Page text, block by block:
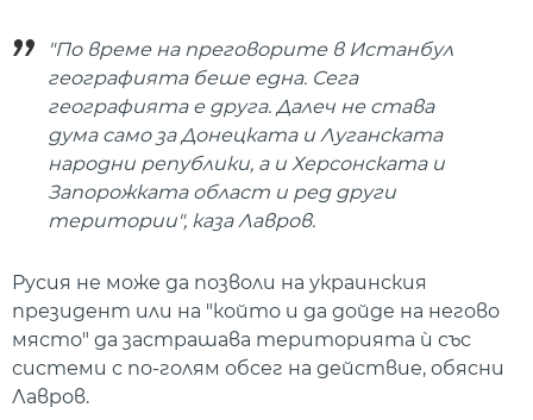
"По време на преговорите в Истанбул
географията беше една. Сега
географията е друга. Далеч не става
дума само за Донецката и Луганската
народни републики, а и Херсонската и
Запорожката област и ред други
територии", каза Лавров.
Русия не може да позволи на украинския
президент или на "който и да дойде на негово
място" да застрашава територията ѝ със
системи с по-голям обсег на действие, обясни
Лавров.